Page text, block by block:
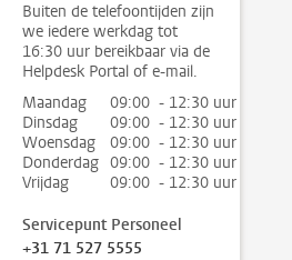
Buiten de telefoontijden zijn
we iedere werkdag tot
16:30 uur bereikbaar via de
Helpdesk Portal of e-mail.
Maandag
09:00 - 12:30 uur
Dinsdag
09:00 - 12:30 uur
Woensdag
09:00 - 12:30 uur
Donderdag 09:00 - 12:30 uur
Vrijdag
09:00 - 12:30 uur
Servicepunt Personeel
+31 71 527 5555